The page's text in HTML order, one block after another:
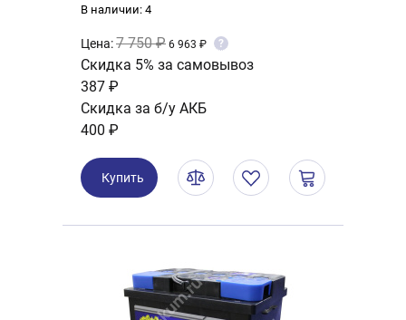
В наличии: 4
Цена:7 750 ₽ 6 963 ₽ ?
Скидка 5% за самовывоз
387 ₽
Скидка за б/у АКБ
400 ₽
Купить